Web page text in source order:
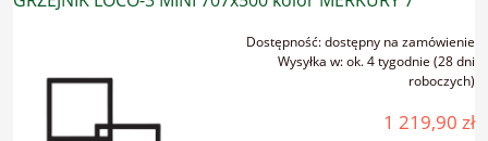
Dostępność:dostępny na zamówienie
Wysyłka w:ok. 4 tygodnie (28 dni
roboczych)
1 219,90 zł